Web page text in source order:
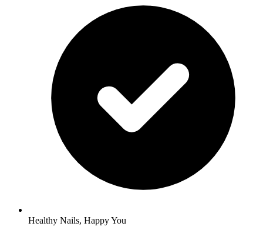
Healthy Nails, Happy You